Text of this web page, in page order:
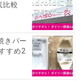
比較
きパー
すめ2